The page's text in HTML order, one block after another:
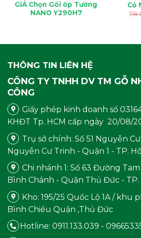
GiÁ Chọn Gói ốp Tường
NANO Y290H7
Cỏ
THÔNG TIN LIÊN HỆ
CÔNG TY TNHH DV TM GỖ
CÔNG
Giấy phép kinh doanh số
KHĐT Tp. HCM cấp ngày 20/08/
Trụ sở chính: Số 51 Nguyễn
Nguyễn Cư Trinh - Quận 1 - TP.
Chi nhánh 1: Số 63 Đường
Bình Chánh - Quận Thủ Đức - TP.
Kho: 195/25 Quốc Lộ 1A / khu
Bình Chiểu Quận ,Thủ Đức
Hotline: 0911.133.039 -